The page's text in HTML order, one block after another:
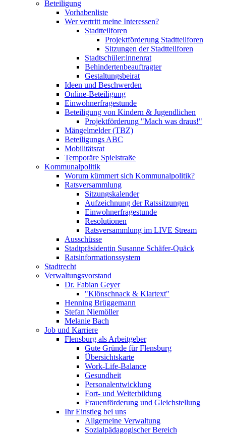
Beteiligung
Vorhabenliste
Wer vertritt meine Interessen?
Stadtteilforen
Projektförderung Stadtteilforen
Sitzungen der Stadtteilforen
Stadtschüler:innenrat
Behindertenbeauftragter
Gestaltungsbeirat
Ideen und Beschwerden
Online-Beteiligung
Einwohnerfragestunde
Beteiligung von Kindern & Jugendlichen
Projektförderung "Mach was draus!"
Mängelmelder (TBZ)
Beteiligungs ABC
Mobilitätsrat
Temporäre Spielstraße
Kommunalpolitik
Worum kümmert sich Kommunalpolitik?
Ratsversammlung
Sitzungskalender
Aufzeichnung der Ratssitzungen
Einwohnerfragestunde
Resolutionen
Ratsversammlung im LIVE Stream
Ausschüsse
Stadtpräsidentin Susanne Schäfer-Quäck
Ratsinformationssystem
Stadtrecht
Verwaltungsvorstand
Dr. Fabian Geyer
"Klönschnack & Klartext"
Henning Brüggemann
Stefan Niemöller
Melanie Bach
Job und Karriere
Flensburg als Arbeitgeber
Gute Gründe für Flensburg
Übersichtskarte
Work-Life-Balance
Gesundheit
Personalentwicklung
Fort- und Weiterbildung
Frauenförderung und Gleichstellung
Ihr Einstieg bei uns
Allgemeine Verwaltung
Sozialpädagogischer Bereich